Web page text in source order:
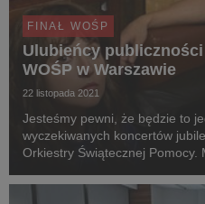
FINAŁ WOŚP
Ulubieńcy
WOŚP w Warszawie
22 listopada 2021
Jesteśmy pewni, że będzie to
wyczekiwanych koncertów
Orkiestry Świątecznej Pomocy.
Festiwalu Świata, tym razem